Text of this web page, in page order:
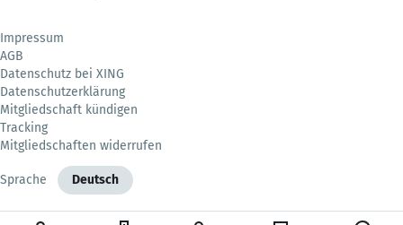
Impressum
AGB
Datenschutz bei XING
Datenschutzerklärung
Mitgliedschaft kündigen
Tracking
Mitgliedschaften widerrufen
Sprache Deutsch